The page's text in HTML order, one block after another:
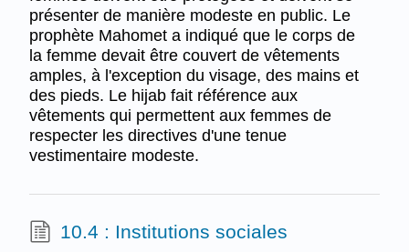
présenter de manière modeste en public. Le
prophète Mahomet a indiqué que le corps de
la femme devait être couvert de vêtements
amples, à l'exception du visage, des mains et
des pieds. Le hijab fait référence aux
vêtements qui permettent aux femmes de
respecter les directives d'une tenue
vestimentaire modeste.
10.4 : Institutions sociales